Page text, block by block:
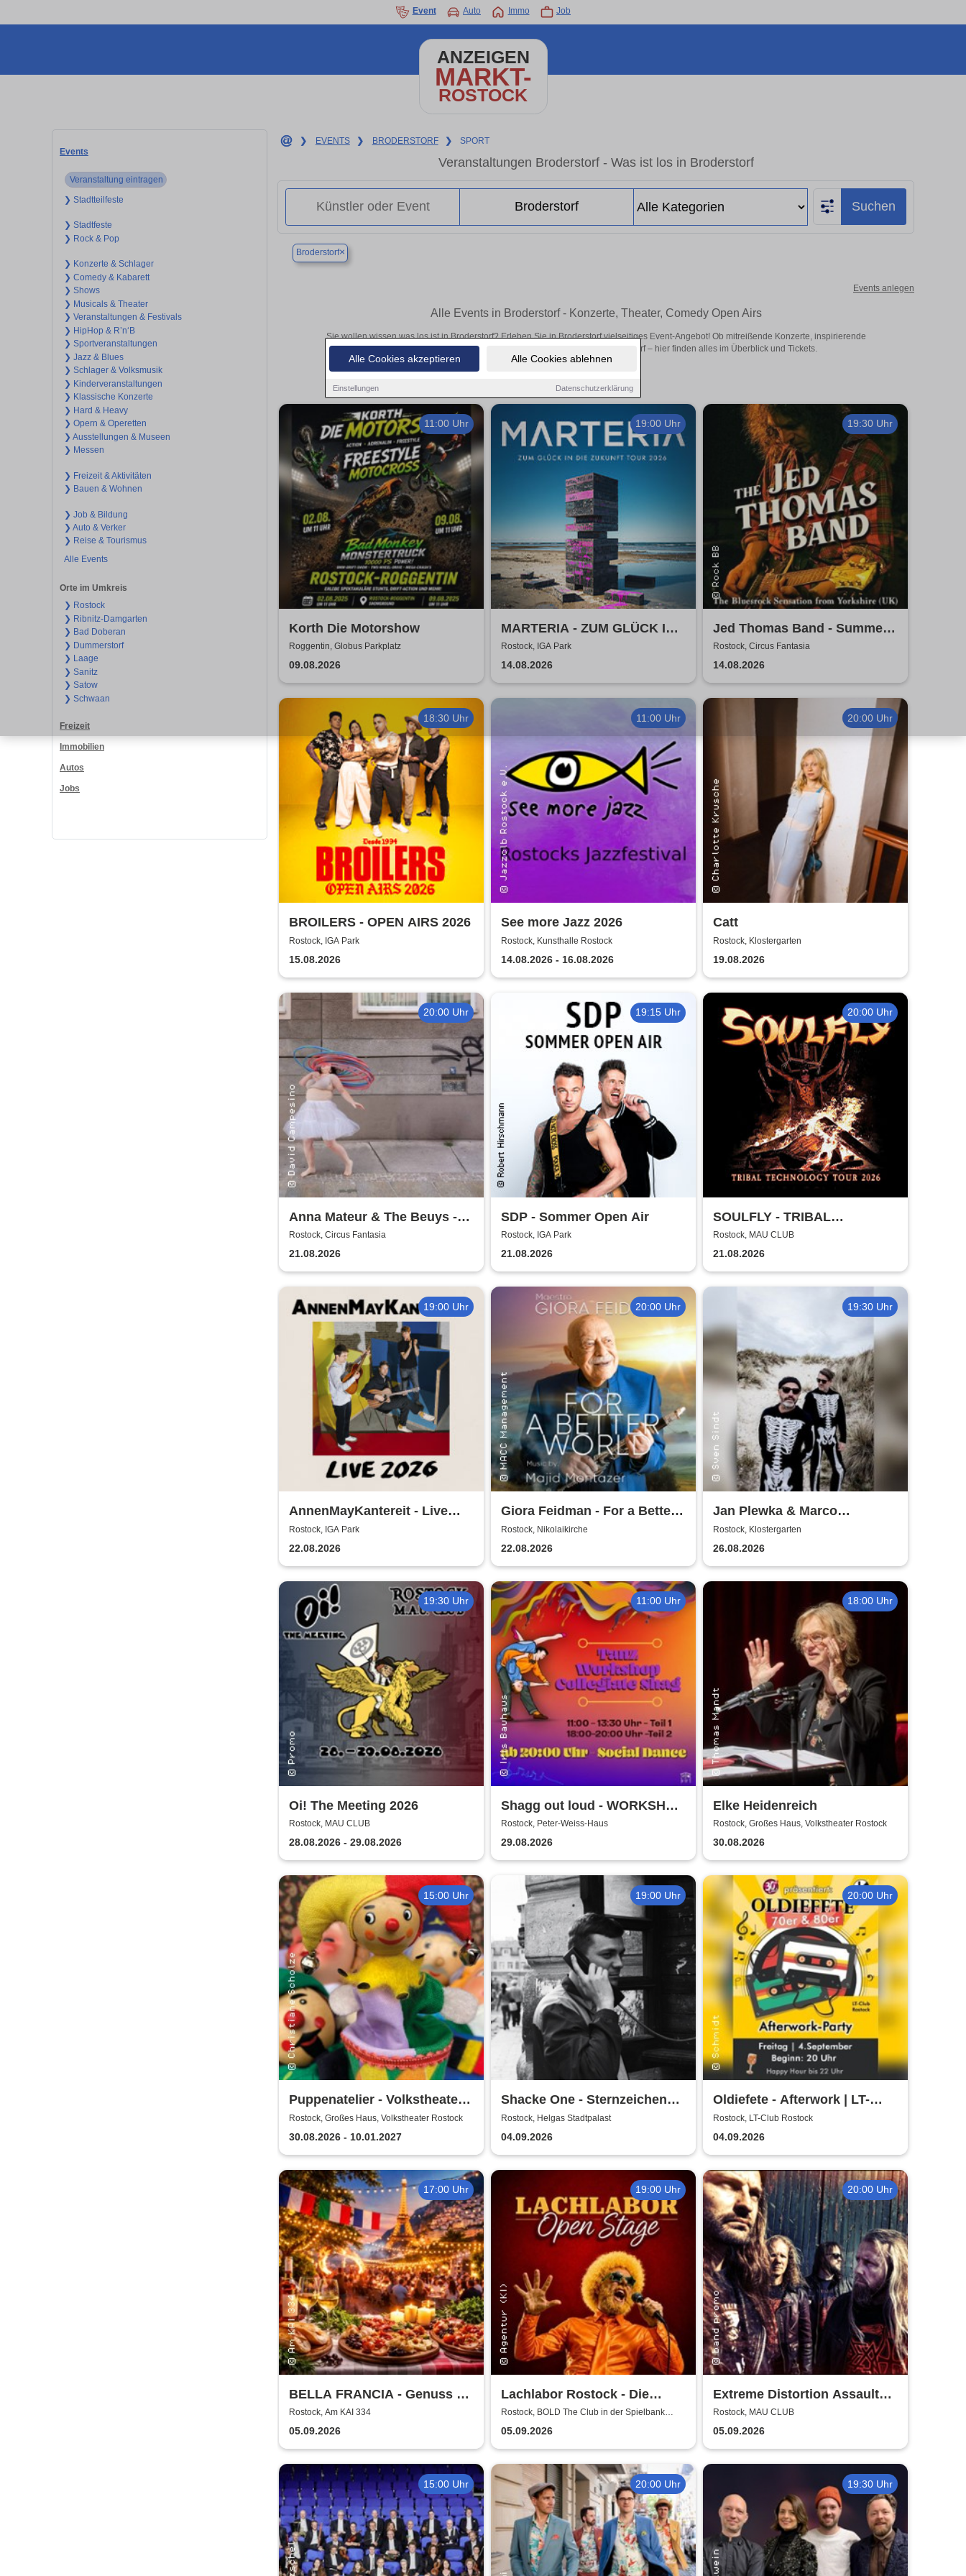
Alle Cookies akzeptieren Alle Cookies ablehnen
Einstellungen Datenschutzerklärung
Event Auto Immo Job
ANZEIGEN
MARKT-
ROSTOCK
Events
Veranstaltung eintragen
❯ Stadtteilfeste
❯ Stadtfeste
❯ Rock & Pop
❯ Konzerte & Schlager
❯ Comedy & Kabarett
❯ Shows
❯ Musicals & Theater
❯ Veranstaltungen & Festivals
❯ HipHop & R’n‘B
❯ Sportveranstaltungen
❯ Jazz & Blues
❯ Schlager & Volksmusik
❯ Kinderveranstaltungen
❯ Klassische Konzerte
❯ Hard & Heavy
❯ Opern & Operetten
❯ Ausstellungen & Museen
❯ Messen
❯ Freizeit & Aktivitäten
❯ Bauen & Wohnen
❯ Job & Bildung
❯ Auto & Verker
❯ Reise & Tourismus
Alle Events
Orte im Umkreis
❯ Rostock
❯ Ribnitz-Damgarten
❯ Bad Doberan
❯ Dummerstorf
❯ Laage
❯ Sanitz
❯ Satow
❯ Schwaan
Freizeit
Immobilien
Autos
Jobs
❯ EVENTS ❯ BRODERSTORF ❯ SPORT
Veranstaltungen Broderstorf - Was ist los in Broderstorf
Suchen
Broderstorf×
Events anlegen
Alle Events in Broderstorf - Konzerte, Theater, Comedy Open Airs
Sie wollen wissen was los ist in Broderstorf? Erleben Sie in Broderstorf vielseitiges Event-Angebot! Ob mitreißende Konzerte, inspirierende
Theateraufführungen oder aufregende Veranstaltungen in Broderstorf – hier finden alles im Überblick und Tickets.
11:00 Uhr
Korth Die Motorshow
Roggentin, Globus Parkplatz
09.08.2026
19:00 Uhr
MARTERIA - ZUM GLÜCK IN
DIE ZUKUNFT TOUR 2026
Rostock, IGA Park
14.08.2026
19:30 Uhr
Jed Thomas Band - Summer
Tour 2026
Rostock, Circus Fantasia
14.08.2026
18:30 Uhr
BROILERS - OPEN AIRS 2026
Rostock, IGA Park
15.08.2026
11:00 Uhr
See more Jazz 2026
Rostock, Kunsthalle Rostock
14.08.2026 - 16.08.2026
20:00 Uhr
Catt
Rostock, Klostergarten
19.08.2026
20:00 Uhr
Anna Mateur & The Beuys -
Kaoshüter
Rostock, Circus Fantasia
21.08.2026
19:15 Uhr
SDP - Sommer Open Air
Rostock, IGA Park
21.08.2026
20:00 Uhr
SOULFLY - TRIBAL
TECHNOLOGY TOUR 2026
Rostock, MAU CLUB
21.08.2026
19:00 Uhr
AnnenMayKantereit - Live
2026
Rostock, IGA Park
22.08.2026
20:00 Uhr
Giora Feidman - For a Better
World
Rostock, Nikolaikirche
22.08.2026
19:30 Uhr
Jan Plewka & Marco
Schmedtje - Between the
Lights
Rostock, Klostergarten
26.08.2026
19:30 Uhr
Oi! The Meeting 2026
Rostock, MAU CLUB
28.08.2026 - 29.08.2026
11:00 Uhr
Shagg out loud - WORKSHOP
+ Social Dance | Peter Weiss
Haus Rostock
Rostock, Peter-Weiss-Haus
29.08.2026
18:00 Uhr
Elke Heidenreich
Rostock, Großes Haus, Volkstheater Rostock
30.08.2026
15:00 Uhr
Puppenatelier - Volkstheater
Rostock
Rostock, Großes Haus, Volkstheater Rostock
30.08.2026 - 10.01.2027
19:00 Uhr
Shacke One - Sternzeichen
Boss Tour
Rostock, Helgas Stadtpalast
04.09.2026
20:00 Uhr
Oldiefete - Afterwork | LT-
Club Rostock
Rostock, LT-Club Rostock
04.09.2026
17:00 Uhr
BELLA FRANCIA - Genuss &
Kultur Rostock
Rostock, Am KAI 334
05.09.2026
19:00 Uhr
Lachlabor Rostock - Die
Comedy-Testbühne im BOLD
The Club
Rostock, BOLD The Club in der Spielbank
Rostock
05.09.2026
20:00 Uhr
Extreme Distortion Assault
XV
Rostock, MAU CLUB
05.09.2026
15:00 Uhr 20:00 Uhr 19:30 Uhr